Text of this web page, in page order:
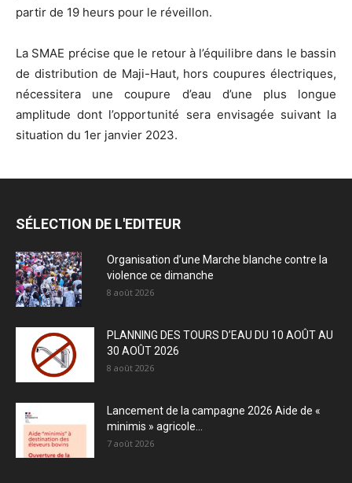
partir de 19 heurs pour le réveillon.
La SMAE précise que le retour à l’équilibre dans le bassin
de distribution de Maji-Haut, hors coupures électriques,
nécessitera une coupure d’eau d’une plus longue
amplitude dont l’opportunité sera envisagée suivant la
situation du 1er janvier 2023.
SÉLECTION DE L'EDITEUR
Organisation d’une Marche blanche contre la
violence ce dimanche
8 août 2026
PLANNING DES TOURS D’EAU DU 10 AOÛT AU
30 AOÛT 2026
8 août 2026
Lancement de la campagne 2026 Aide de «
minimis » agricole...
7 août 2026